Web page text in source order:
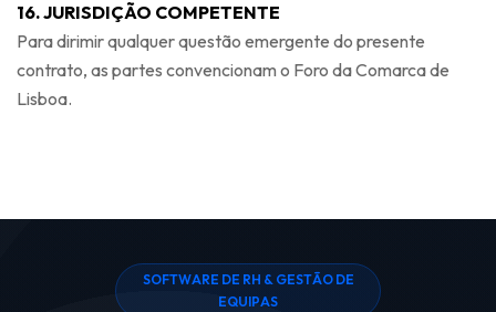
16. JURISDIÇÃO COMPETENTE
Para dirimir qualquer questão emergente do presente
contrato, as partes convencionam o Foro da Comarca de
Lisboa.
SOFTWARE DE RH & GESTÃO DE
EQUIPAS